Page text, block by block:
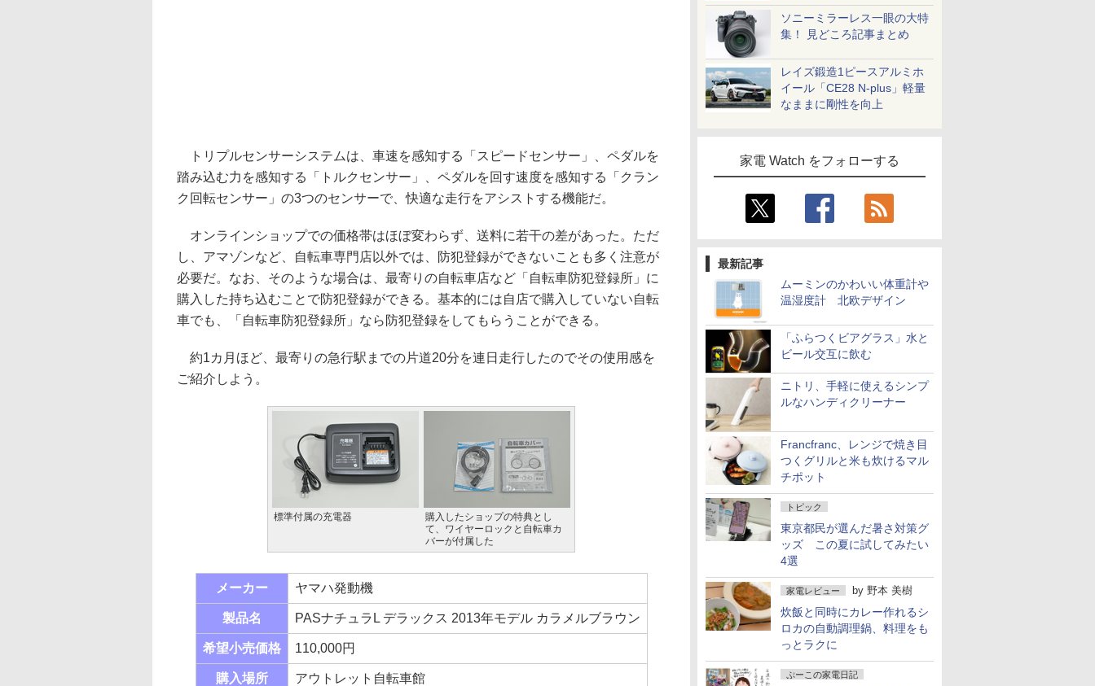
ソニーミラーレス一眼の大特
集！ 見どころ記事まとめ
レイズ鍛造1ピースアルミホ
イール「CE28 N-plus」軽量
なままに剛性を向上
家電 Watch をフォローする
最新記事
ムーミンのかわいい体重計や
温湿度計 北欧デザイン
「ふらつくビアグラス」水と
ビール交互に飲む
ニトリ、手軽に使えるシンプ
ルなハンディクリーナー
Francfranc、レンジで焼き目
つくグリルと米も炊けるマル
チポット
トピック
東京都民が選んだ暑さ対策グ
ッズ この夏に試してみたい
4選
家電レビュー by 野本 美樹
炊飯と同時にカレー作れるシ
ロカの自動調理鍋、料理をも
っとラクに
ぷーこの家電日記
トリプルセンサーシステムは、車速を感知する「スピードセンサー」、ペダルを
踏み込む力を感知する「トルクセンサー」、ペダルを回す速度を感知する「クラン
ク回転センサー」の3つのセンサーで、快適な走行をアシストする機能だ。
オンラインショップでの価格帯はほぼ変わらず、送料に若干の差があった。ただ
し、アマゾンなど、自転車専門店以外では、防犯登録ができないことも多く注意が
必要だ。なお、そのような場合は、最寄りの自転車店など「自転車防犯登録所」に
購入した持ち込むことで防犯登録ができる。基本的には自店で購入していない自転
車でも、「自転車防犯登録所」なら防犯登録をしてもらうことができる。
約1カ月ほど、最寄りの急行駅までの片道20分を連日走行したのでその使用感を
ご紹介しよう。
標準付属の充電器
購入したショップの特典とし
て、ワイヤーロックと自転車カ
バーが付属した
メーカー ヤマハ発動機
製品名 PASナチュラL デラックス 2013年モデル カラメルブラウン
希望小売価格 110,000円
購入場所 アウトレット自転車館